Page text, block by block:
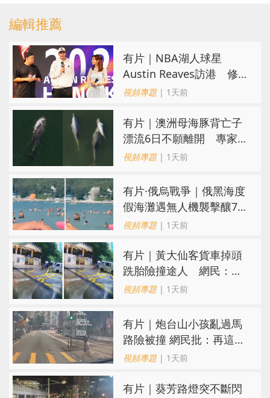
編輯推薦
有片｜NBA湖人球星
Austin Reaves訪港 修
頓與青少年交流球技
視頻專題| 1天前
有片｜澳洲母海豚背亡子
漂流6日不願離開 專家：
極度悲傷下的哀悼行為
視頻專題| 1天前
​有片·俄烏戰爭｜俄黑海度
假海灘遇無人機襲擊釀7死
40傷 俄烏各執一詞
視頻專題| 1天前
有片｜黃大仙客貨車掉頭
跣胎險撞途人 網民：飄
移得好靚喎
視頻專題| 1天前
有片｜炮台山小孩亂過馬
路險被撞 網民批：再這樣
很快轉生
視頻專題| 1天前
有片｜葵芳路燈突不斷閃